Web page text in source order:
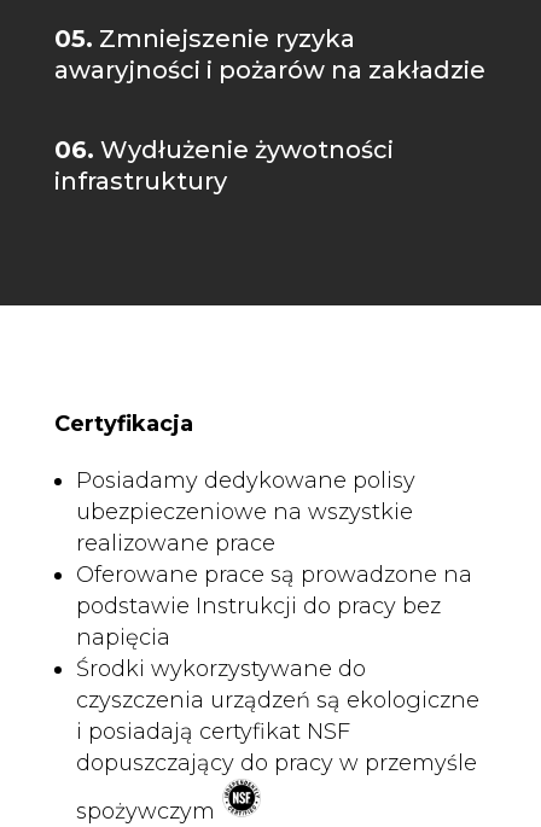
05. Zmniejszenie ryzyka
awaryjności i pożarów na zakładzie
06. Wydłużenie żywotności
infrastruktury
Certyfikacja
Posiadamy dedykowane polisy
ubezpieczeniowe na wszystkie
realizowane prace
Oferowane prace są prowadzone na
podstawie Instrukcji do pracy bez
napięcia
Środki wykorzystywane do
czyszczenia urządzeń są ekologiczne
i posiadają certyfikat NSF
dopuszczający do pracy w przemyśle
spożywczym